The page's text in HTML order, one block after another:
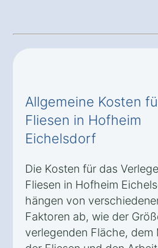
Allgemeine Kosten
Fliesen in Hofheim
Eichelsdorf
Die Kosten für das
Fliesen in Hofheim
hängen von
Faktoren ab, wie der
verlegenden Fläche, dem